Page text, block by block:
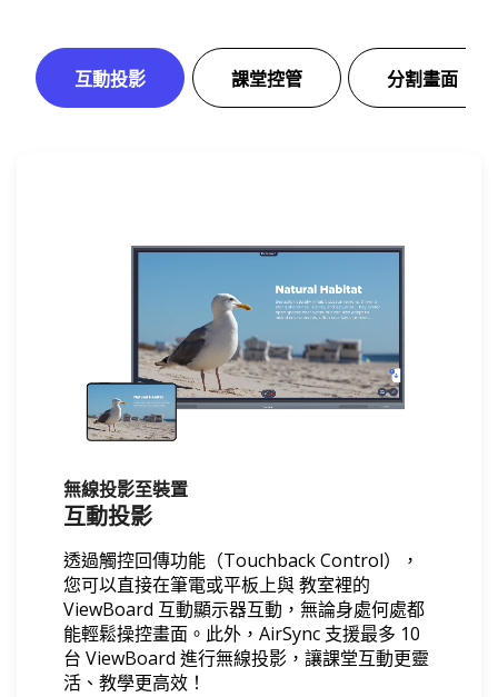
互動投影 課堂控管 分割畫面
無線投影至裝置
互動投影
透過觸控回傳功能（Touchback Control），
您可以直接在筆電或平板上與 教室裡的
ViewBoard 互動顯示器互動，無論身處何處都
能輕鬆操控畫面。此外，AirSync 支援最多 10
台 ViewBoard 進行無線投影，讓課堂互動更靈
活、教學更高效！